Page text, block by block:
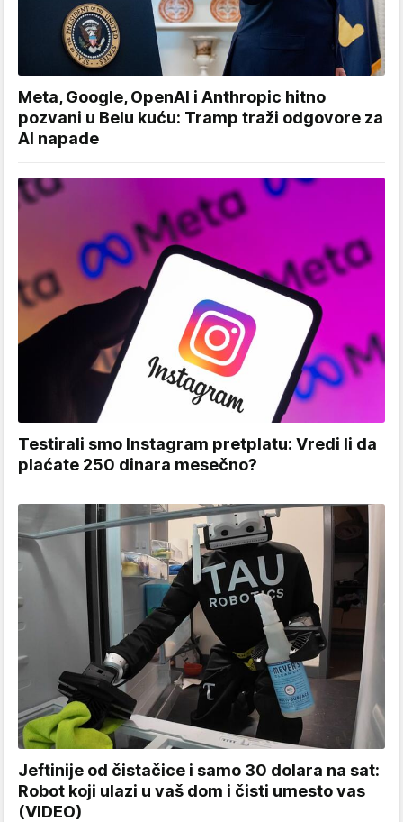
Meta, Google, OpenAI i Anthropic hitno
pozvani u Belu kuću: Tramp traži odgovore za
AI napade
Testirali smo Instagram pretplatu: Vredi li da
plaćate 250 dinara mesečno?
Jeftinije od čistačice i samo 30 dolara na sat:
Robot koji ulazi u vaš dom i čisti umesto vas
(VIDEO)